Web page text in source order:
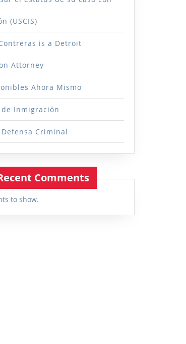
(USCIS)
is a Detroit
Attorney
Ahora Mismo
de Inmigración
Criminal
Comments
to show.